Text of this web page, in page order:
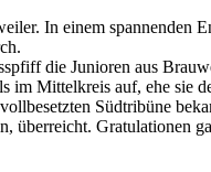
In einem spannenden
die Junioren aus
im Mittelkreis auf, ehe sie
Südtribüne
Gratulationen